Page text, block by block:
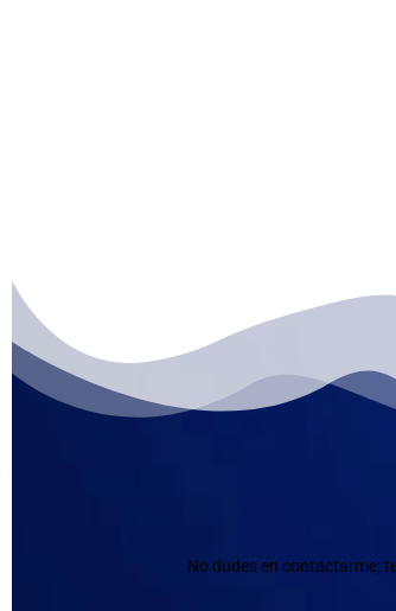
No dudes en contactarme;